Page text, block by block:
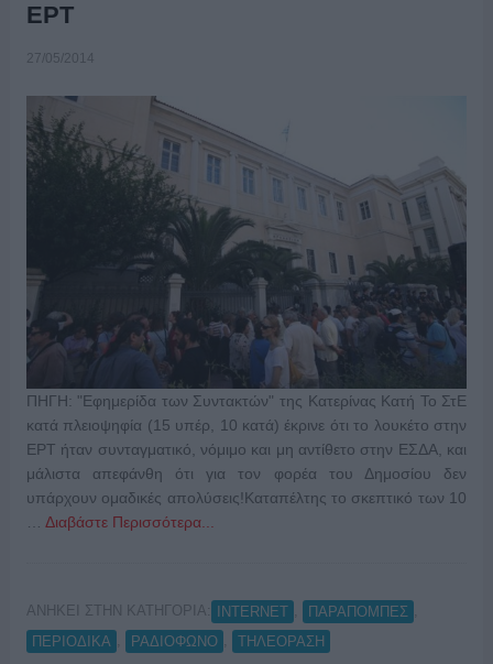
ΕΡΤ
27/05/2014
ΠΗΓΗ: "Εφημερίδα των Συντακτών" της Κατερίνας Κατή Το ΣτΕ
κατά πλειοψηφία (15 υπέρ, 10 κατά) έκρινε ότι το λουκέτο στην
ΕΡΤ ήταν συνταγματικό, νόμιμο και μη αντίθετο στην ΕΣΔΑ, και
μάλιστα απεφάνθη ότι για τον φορέα του Δημοσίου δεν
υπάρχουν ομαδικές απολύσεις!Καταπέλτης το σκεπτικό των 10
… Διαβάστε Περισσότερα...
ΑΝΗΚΕΙ ΣΤΗΝ ΚΑΤΗΓΟΡΙΑ: INTERNET ΠΑΡΑΠΟΜΠΕΣ
ΠΕΡΙΟΔΙΚΑ
ΡΑΔΙΟΦΩΝΟ ΤΗΛΕΟΡΑΣΗ